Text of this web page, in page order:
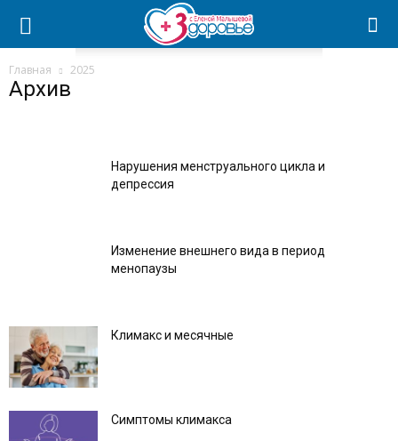
Главная 2025
Архив
Нарушения менструального цикла и
депрессия
Изменение внешнего вида в период
менопаузы
Климакс и месячные
Симптомы климакса